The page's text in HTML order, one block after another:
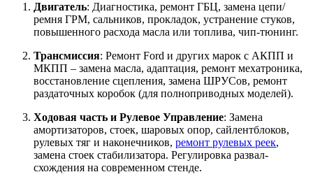
Двигатель: Диагностика, ремонт ГБЦ, замена цепи/
ремня ГРМ, сальников, прокладок, устранение стуков,
повышенного расхода масла или топлива, чип-тюнинг.
Трансмиссия: Ремонт Ford и других марок с АКПП и
МКПП – замена масла, адаптация, ремонт мехатроника,
восстановление сцепления, замена ШРУСов, ремонт
раздаточных коробок (для полноприводных моделей).
Ходовая часть и Рулевое Управление: Замена
амортизаторов, стоек, шаровых опор, сайлентблоков,
рулевых тяг и наконечников, ремонт рулевых реек,
замена стоек стабилизатора. Регулировка развал-
схождения на современном стенде.